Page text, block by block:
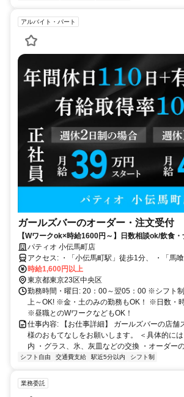
アルバイト・パート
ガールズバーのオーダー・注文受付
【Wワークok×時給1600円～】日数相談ok/飲食
ok/社員も目指せる
パティオ 小伝馬町店
アクセス: ・「小伝馬町駅」徒歩1分、 ・「馬喰横山駅」徒歩7分 ・
「馬喰町駅」徒歩7分 ・「新日本橋駅」徒歩7
7分
時給1,600円以上
東京都東京23区中央区
勤務時間・曜日: 20：00～翌05：00 ※シフト
上～OK! ※金・土のみの勤務もOK！ ※日数・
※昼職とのWワークなどもOK！
仕事内容: 【お仕事詳細】 ガールズバーの店舗
様のおもてなしをお願いします。 ＜具体的に
内 ・グラス、氷、灰皿などの交換 ・オーダー
シフト自由 交通費支給 駅近5分以内 シフト制
業務委託